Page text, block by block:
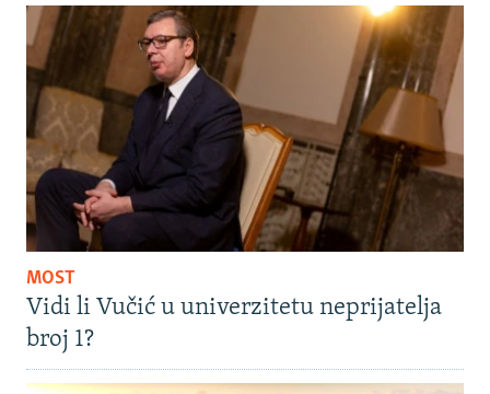
MOST
Vidi li Vučić u univerzitetu neprijatelja
broj 1?